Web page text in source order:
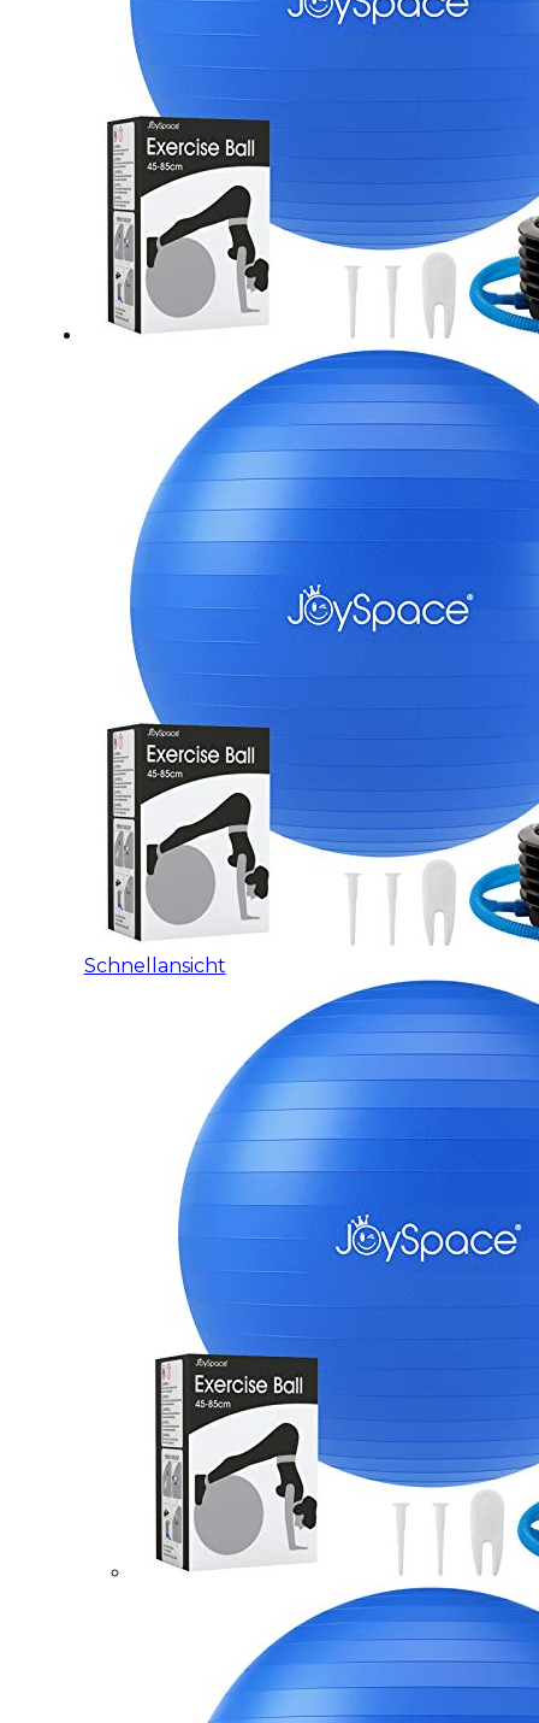
Schnellansicht